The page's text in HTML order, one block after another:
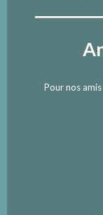
Pour nos amis